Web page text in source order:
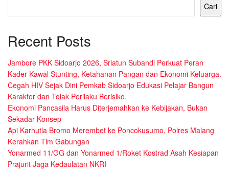
Cari
Recent Posts
Jambore PKK Sidoarjo 2026, Sriatun Subandi Perkuat Peran
Kader Kawal Stunting, Ketahanan Pangan dan Ekonomi Keluarga.
Cegah HIV Sejak Dini Pemkab Sidoarjo Edukasi Pelajar Bangun
Karakter dan Tolak Perilaku Berisiko.
Ekonomi Pancasila Harus Diterjemahkan ke Kebijakan, Bukan
Sekadar Konsep
Api Karhutla Bromo Merembet ke Poncokusumo, Polres Malang
Kerahkan Tim Gabungan
Yonarmed 11/GG dan Yonarmed 1/Roket Kostrad Asah Kesiapan
Prajurit Jaga Kedaulatan NKRI